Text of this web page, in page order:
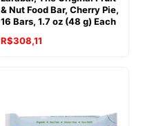
& Nut Food Bar, Cherry Pie,
16 Bars, 1.7 oz (48 g) Each
R$308,11